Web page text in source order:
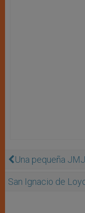
Una pequeña
San Ignacio de